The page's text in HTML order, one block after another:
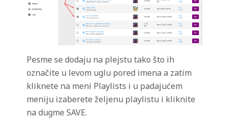
Pesme se dodaju na plejstu tako što ih
označite u levom uglu pored imena a zatim
kliknete na meni Playlists i u padajućem
meniju izaberete željenu playlistu i kliknite
na dugme SAVE.